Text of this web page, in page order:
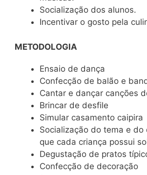
Socialização dos alunos.
Incentivar o gosto pela
METODOLOGIA
Ensaio de dança
Confecção de balão e
Cantar e dançar canções
Brincar de desfile
Simular casamento caipira
Socialização do tema e do
que cada criança possui
Degustação de pratos
Confecção de decoração